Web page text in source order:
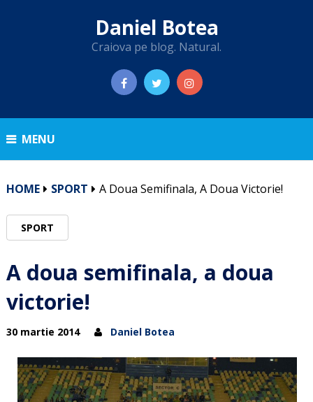
Daniel Botea
Craiova pe blog. Natural.
MENU
HOME SPORT A Doua Semifinala, A Doua Victorie!
SPORT
A doua semifinala, a doua
victorie!
30 martie 2014 Daniel Botea